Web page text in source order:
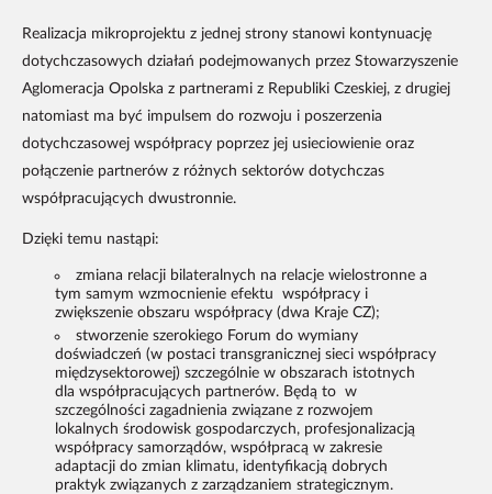
Realizacja mikroprojektu z jednej strony stanowi kontynuację
dotychczasowych działań podejmowanych przez Stowarzyszenie
Aglomeracja Opolska z partnerami z Republiki Czeskiej, z drugiej
natomiast ma być impulsem do rozwoju i poszerzenia
dotychczasowej współpracy poprzez jej usieciowienie oraz
połączenie partnerów z różnych sektorów dotychczas
współpracujących dwustronnie.
Dzięki temu nastąpi:
zmiana relacji bilateralnych na relacje wielostronne a
tym samym wzmocnienie efektu współpracy i
zwiększenie obszaru współpracy (dwa Kraje CZ);
stworzenie szerokiego Forum do wymiany
doświadczeń (w postaci transgranicznej sieci współpracy
międzysektorowej) szczególnie w obszarach istotnych
dla współpracujących partnerów. Będą to w
szczególności zagadnienia związane z rozwojem
lokalnych środowisk gospodarczych, profesjonalizacją
współpracy samorządów, współpracą w zakresie
adaptacji do zmian klimatu, identyfikacją dobrych
praktyk związanych z zarządzaniem strategicznym.